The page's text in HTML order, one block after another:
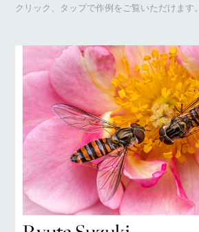
クリック、タップで作例をご覧いただけます。